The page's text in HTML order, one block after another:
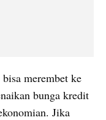
merembet ke
bunga kredit
Jika